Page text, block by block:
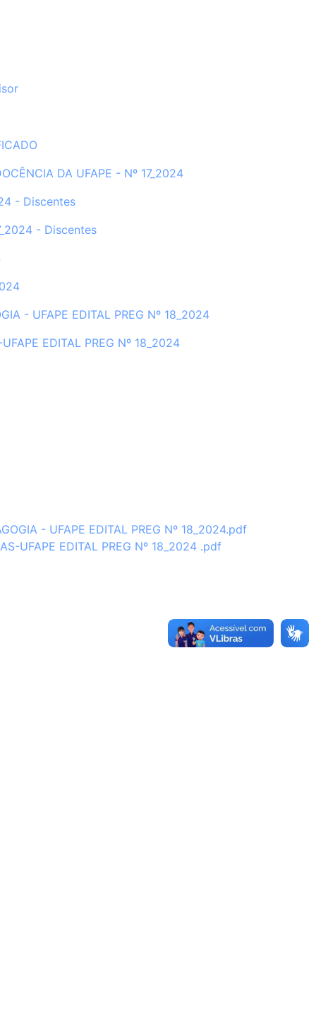
DA UFAPE - Nº 17_2024
- Discentes
- Discentes
- UFAPE EDITAL PREG Nº 18_2024
EDITAL PREG Nº 18_2024
- UFAPE EDITAL PREG Nº 18_2024.pdf
UFAPE EDITAL PREG Nº 18_2024 .pdf